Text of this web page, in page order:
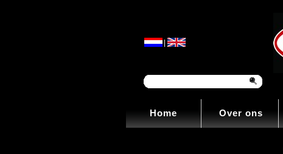
Home Over ons